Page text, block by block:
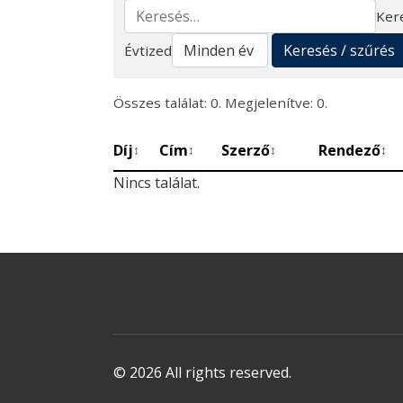
Keresés
Évtized
Keresés / szűrés
Összes találat: 0. Megjelenítve: 0.
Díj↕ Cím↕ Szerző↕ Rendező↕
Nincs találat.
© 2026 All rights reserved.